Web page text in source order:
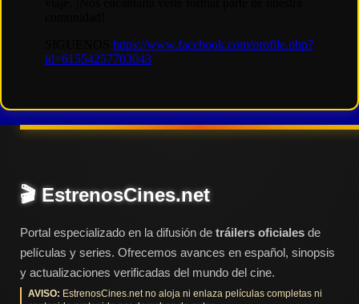
🎬 EstrenosCines.net
Portal especializado en la difusión de tráilers oficiales de
películas y series. Ofrecemos avances en español, sinopsis
y actualizaciones verificadas del mundo del cine.
AVISO: EstrenosCines.net no aloja ni enlaza películas completas ni